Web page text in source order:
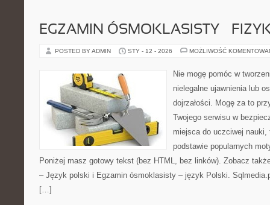
EGZAMIN ÓSMOKLASISTY –
POSTED BY ADMIN STY - 12 - 2026 MOŻLIWOŚĆ
Nie mogę pomóc w
nielegalne ujawnienia lub
dojrzałości. Mogę za to
Twojego serwisu w
miejsca do uczciwej nauki,
podstawie popularnych
Poniżej masz gotowy tekst (bez HTML, bez linków). Zobacz
– Język polski i Egzamin ósmoklasisty – język Polski.
[…]